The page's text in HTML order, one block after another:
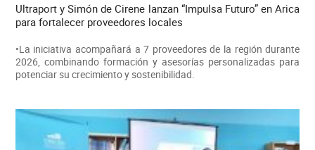
Ultraport y Simón de Cirene lanzan “Impulsa Futuro” en Arica
para fortalecer proveedores locales
•La iniciativa acompañará a 7 proveedores de la región durante
2026, combinando formación y asesorías personalizadas para
potenciar su crecimiento y sostenibilidad.